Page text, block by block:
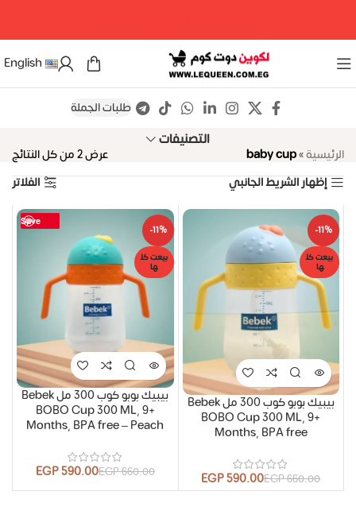
English
طلبات الجملة
التصنيفات
الرئيسية»
baby cup
عرض ⁦2⁩ من كل النتائج
إظهار الشريط الجانبي
الفلاتر
Save
-11%
بيعت كل
ها
بيبيك بوبو كوب 300 مل Bebek
BOBO Cup 300 ML, 9+
Months, BPA free
660.00
EGP
590.00
EGP
Save
-11%
بيعت كل
ها
بيبيك بوبو كوب 300 مل Bebek
BOBO Cup 300 ML, 9+
Months, BPA free – Peach
660.00
EGP
590.00
EGP